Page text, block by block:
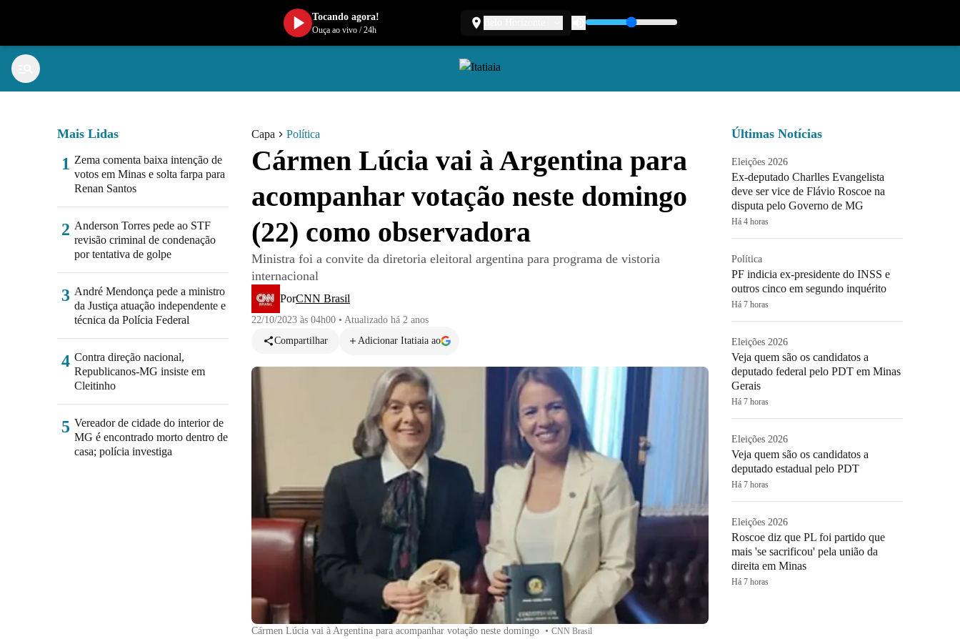
Capa Política
Cármen Lúcia vai à Argentina para
acompanhar votação neste domingo
(22) como observadora
Ministra foi a convite da diretoria eleitoral argentina para programa de vistoria
internacional
PorCNN Brasil
22/10/2023 às 04h00 • Atualizado há 2 anos
Compartilhar
Adicionar Itatiaia ao
Cármen Lúcia vai à Argentina para acompanhar votação neste domingo • CNN Brasil
Mais Lidas
1 Zema comenta baixa intenção de
votos em Minas e solta farpa para
Renan Santos
2 Anderson Torres pede ao STF
revisão criminal de condenação
por tentativa de golpe
3 André Mendonça pede a ministro
da Justiça atuação independente e
técnica da Polícia Federal
4 Contra direção nacional,
Republicanos-MG insiste em
Cleitinho
5 Vereador de cidade do interior de
MG é encontrado morto dentro de
casa; polícia investiga
Últimas Notícias
Eleições 2026
Ex-deputado Charlles Evangelista
deve ser vice de Flávio Roscoe na
disputa pelo Governo de MG
Há 4 horas
Política
PF indicia ex-presidente do INSS e
outros cinco em segundo inquérito
Há 7 horas
Eleições 2026
Veja quem são os candidatos a
deputado federal pelo PDT em Minas
Gerais
Há 7 horas
Eleições 2026
Veja quem são os candidatos a
deputado estadual pelo PDT
Há 7 horas
Eleições 2026
Roscoe diz que PL foi partido que
mais 'se sacrificou' pela união da
direita em Minas
Há 7 horas
Tocando agora!
Ouça ao vivo/24h